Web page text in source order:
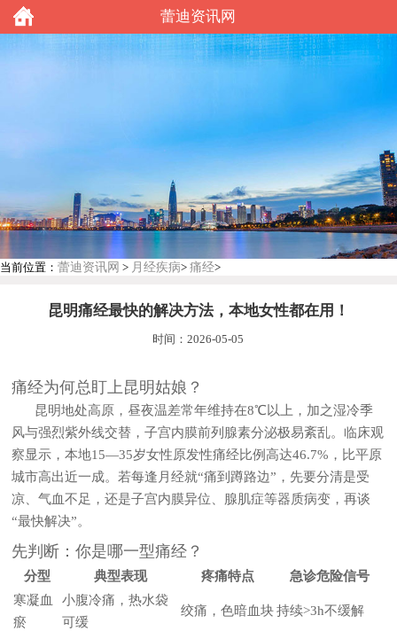
蕾迪资讯网
当前位置： 蕾迪资讯网 > 月经疾病> 痛经>
昆明痛经最快的解决方法，本地女性都在用！
时间：2026-05-05
痛经为何总盯上昆明姑娘？
昆明地处高原，昼夜温差常年维持在8℃以上，加之湿冷季
风与强烈紫外线交替，子宫内膜前列腺素分泌极易紊乱。临床观
察显示，本地15—35岁女性原发性痛经比例高达46.7%，比平原
城市高出近一成。若每逢月经就“痛到蹲路边”，先要分清是受
凉、气血不足，还是子宫内膜异位、腺肌症等器质病变，再谈
“最快解决”。
先判断：你是哪一型痛经？
分型 典型表现 疼痛特点
急诊危险信号
寒凝血
瘀
小腹冷痛，热水袋
可缓
绞痛，色暗血块 持续>3h不缓解